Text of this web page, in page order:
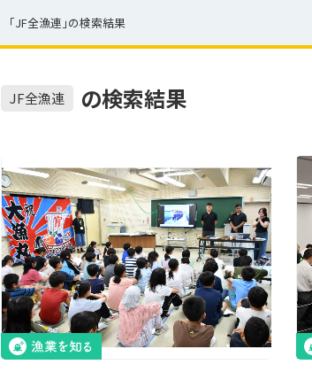
「JF全漁連 」の検索結果
JF全漁連 の検索結果